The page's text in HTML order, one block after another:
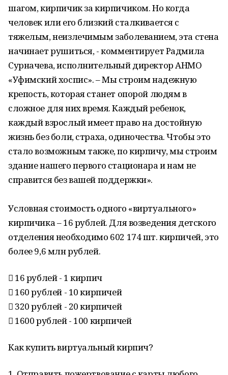
шагом, кирпичик за кирпичиком. Но когда
человек или его близкий сталкивается с
тяжелым, неизлечимым заболеванием, эта стена
начинает рушиться, - комментирует Радмила
Сурначева, исполнительный директор АНМО
«Уфимский хоспис». – Мы строим надежную
крепость, которая станет опорой людям в
сложное для них время. Каждый ребенок,
каждый взрослый имеет право на достойную
жизнь без боли, страха, одиночества. Чтобы это
стало возможным также, по кирпичу, мы строим
здание нашего первого стационара и нам не
справится без вашей поддержки».
Условная стоимость одного «виртуального»
кирпичика – 16 рублей. Для возведения детского
отделения необходимо 602 174 шт. кирпичей, это
более 9,6 млн рублей.
 16 рублей - 1 кирпич
 160 рублей - 10 кирпичей
 320 рублей - 20 кирпичей
 1600 рублей - 100 кирпичей
Как купить виртуальный кирпич?